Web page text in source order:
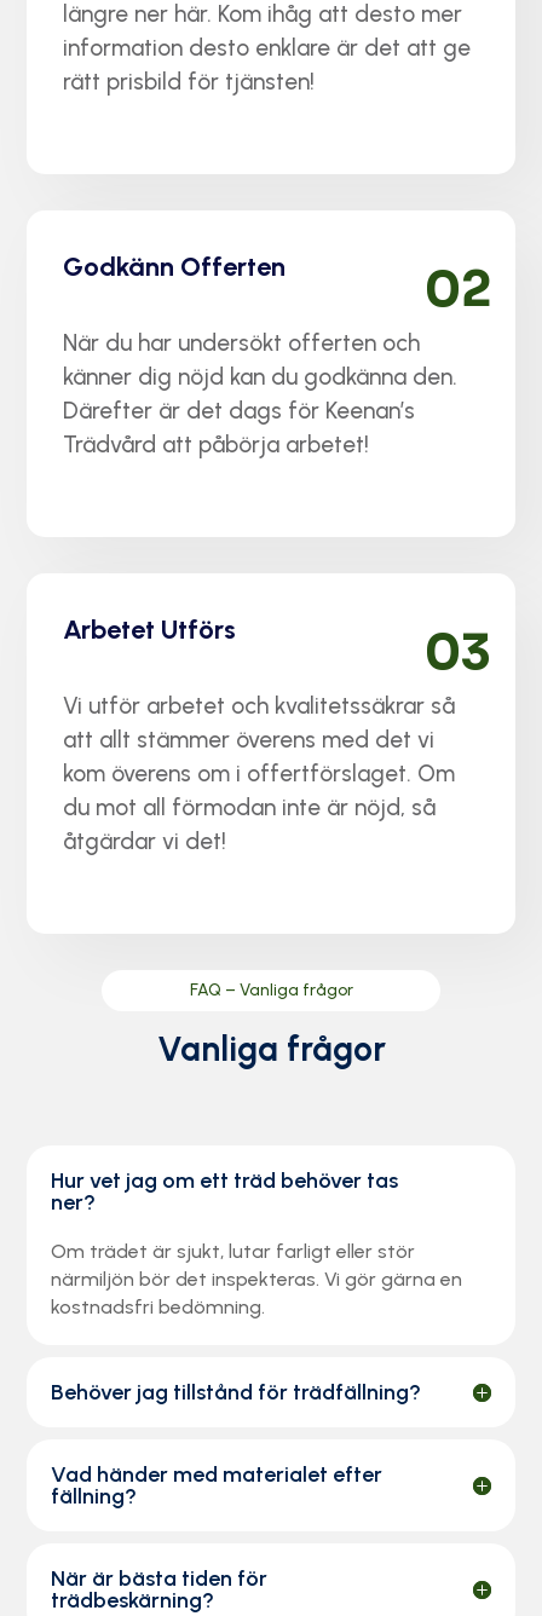
längre ner här. Kom ihåg att desto mer
information desto enklare är det att ge
rätt prisbild för tjänsten!
Godkänn Offerten
När du har undersökt offerten och
känner dig nöjd kan du godkänna den.
Därefter är det dags för Keenan’s
Trädvård att påbörja arbetet!
02
Arbetet Utförs
Vi utför arbetet och kvalitetssäkrar så
att allt stämmer överens med det vi
kom överens om i offertförslaget. Om
du mot all förmodan inte är nöjd, så
åtgärdar vi det!
03
FAQ – Vanliga frågor
Vanliga frågor
Hur vet jag om ett träd behöver tas
ner?
Om trädet är sjukt, lutar farligt eller stör
närmiljön bör det inspekteras. Vi gör gärna en
kostnadsfri bedömning.
Behöver jag tillstånd för trädfällning?
Vad händer med materialet efter
fällning?
När är bästa tiden för
trädbeskärning?